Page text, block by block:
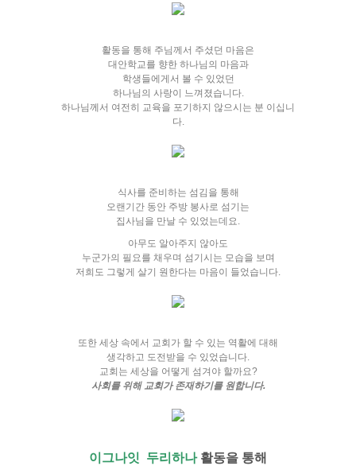
활동을 통해 주님께서 주셨던 마음은
대안학교를 향한 하나님의 마음과
학생들에게서 볼 수 있었던
하나님의 사랑이 느껴졌습니다.
하나님께서 여전히 교육을 포기하지 않으시는 분 이십니
다.
식사를 준비하는 섬김을 통해
오랜기간 동안 주방 봉사로 섬기는
집사님을 만날 수 있었는데요.
아무도 알아주지 않아도
누군가의 필요를 채우며 섬기시는 모습을 보며
저희도 그렇게 살기 원한다는 마음이 들었습니다.
또한 세상 속에서 교회가 할 수 있는 역활에 대해
생각하고 도전받을 수 있었습니다.
교회는 세상을 어떻게 섬겨야 할까요?
사회를 위해 교회가 존재하기를 원합니다.
이그나잇 두리하나활동을 통해